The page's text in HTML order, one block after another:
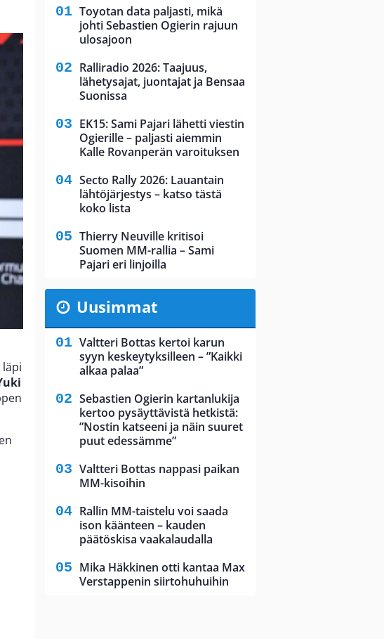
läpi
Toyotan data paljasti, mikä
johti Sebastien Ogierin rajuun
ulosajoon
Ralliradio 2026: Taajuus,
lähetysajat, juontajat ja Bensaa
Suonissa
EK15: Sami Pajari lähetti viestin
Ogierille – paljasti aiemmin
Kalle Rovanperän varoituksen
Secto Rally 2026: Lauantain
lähtöjärjestys – katso tästä
koko lista
Thierry Neuville kritisoi
Suomen MM-rallia – Sami
Pajari eri linjoilla
Uusimmat
Valtteri Bottas kertoi karun
syyn keskeytyksilleen – ”Kaikki
alkaa palaa”
Sebastien Ogierin kartanlukija
kertoo pysäyttävistä hetkistä:
”Nostin katseeni ja näin suuret
puut edessämme”
Valtteri Bottas nappasi paikan
MM-kisoihin
Rallin MM-taistelu voi saada
ison käänteen – kauden
päätöskisa vaakalaudalla
Mika Häkkinen otti kantaa Max
Verstappenin siirtohuhuihin